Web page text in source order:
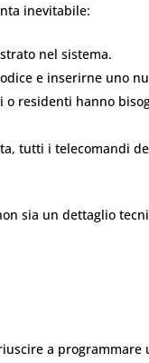
inevitabile:
nel sistema.
e inserirne uno
residenti hanno
tutti i telecomandi
sia un dettaglio
a programmare